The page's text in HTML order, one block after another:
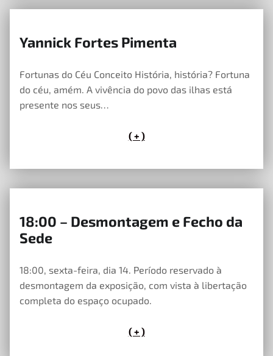
Yannick Fortes Pimenta
Fortunas do Céu Conceito História, história? Fortuna
do céu, amém. A vivência do povo das ilhas está
presente nos seus…
( + )
18:00 – Desmontagem e Fecho da
Sede
18:00, sexta-feira, dia 14. Período reservado à
desmontagem da exposição, com vista à libertação
completa do espaço ocupado.
( + )
23 de Maio, 2023